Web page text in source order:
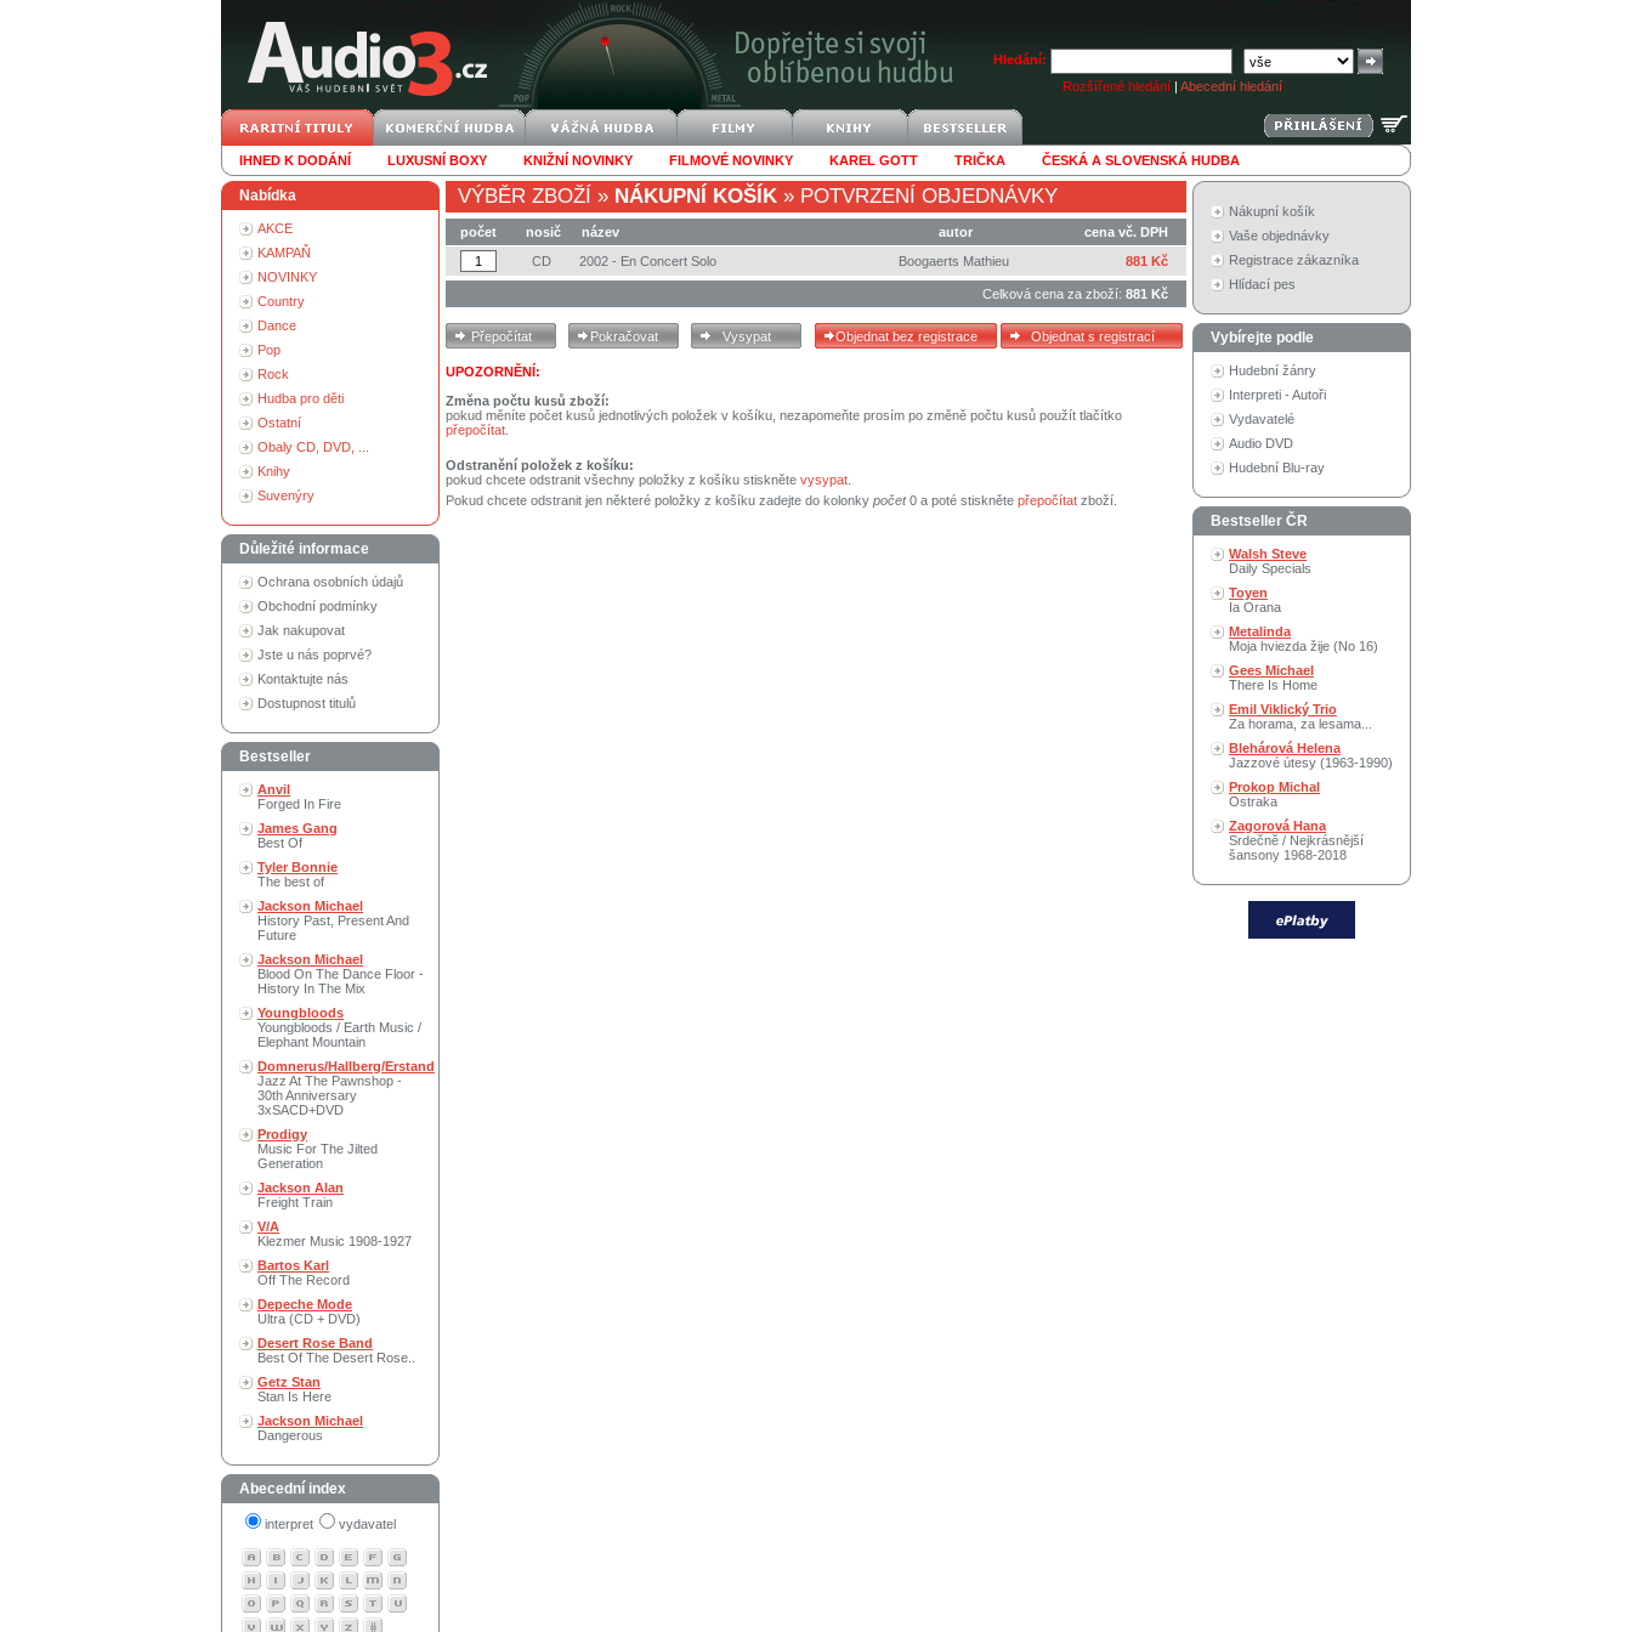
Hledání:
Rozšířené hledání | Abecední hledání
IHNED K DODÁNÍ LUXUSNÍ BOXY KNIŽNÍ NOVINKY FILMOVÉ NOVINKY KAREL GOTT TRIČKA ČESKÁ A SLOVENSKÁ HUDBA
Nabídka
AKCE
KAMPAŇ
NOVINKY
Country
Dance
Pop
Rock
Hudba pro děti
Ostatní
Obaly CD, DVD, ...
Knihy
Suvenýry
Důležité informace
Ochrana osobních údajů
Obchodní podmínky
Jak nakupovat
Jste u nás poprvé?
Kontaktujte nás
Dostupnost titulů
Bestseller
Anvil
Forged In Fire
James Gang
Best Of
Tyler Bonnie
The best of
Jackson Michael
History Past, Present And
Future
Jackson Michael
Blood On The Dance Floor -
History In The Mix
Youngbloods
Youngbloods / Earth Music /
Elephant Mountain
Domnerus/Hallberg/Erstand
Jazz At The Pawnshop -
30th Anniversary
3xSACD+DVD
Prodigy
Music For The Jilted
Generation
Jackson Alan
Freight Train
V/A
Klezmer Music 1908-1927
Bartos Karl
Off The Record
Depeche Mode
Ultra (CD + DVD)
Desert Rose Band
Best Of The Desert Rose..
Getz Stan
Stan Is Here
Jackson Michael
Dangerous
Abecední index
interpret vydavatel
VÝBĚR ZBOŽÍ » NÁKUPNÍ KOŠÍK » POTVRZENÍ OBJEDNÁVKY
počet nosič název autor
cena vč. DPH
CD
2002 - En Concert Solo Boogaerts Mathieu 881 Kč
Celková cena za zboží: 881 Kč
UPOZORNĚNÍ:
Změna počtu kusů zboží:
pokud měníte počet kusů jednotlivých položek v košíku, nezapomeňte prosím po změně počtu kusů použít tlačítko
přepočítat
Odstranění položek z košíku:
pokud chcete odstranit všechny položky z košíku stiskněte vysypat
Pokud chcete odstranit jen některé položky z košíku zadejte do kolonky počet0 a poté stiskněte přepočítat zboží.
Nákupní košík
Vaše objednávky
Registrace zákazníka
Hlídací pes
Vybírejte podle
Hudební žánry
Interpreti - Autoři
Vydavatelé
Audio DVD
Hudební Blu-ray
Bestseller ČR
Walsh Steve
Daily Specials
Toyen
Ia Orana
Metalinda
Moja hviezda žije (No 16)
Gees Michael
There Is Home
Emil Viklický Trio
Za horama, za lesama...
Blehárová Helena
Jazzové útesy (1963-1990)
Prokop Michal
Ostraka
Zagorová Hana
Srdečně / Nejkrásnější
šansony 1968-2018